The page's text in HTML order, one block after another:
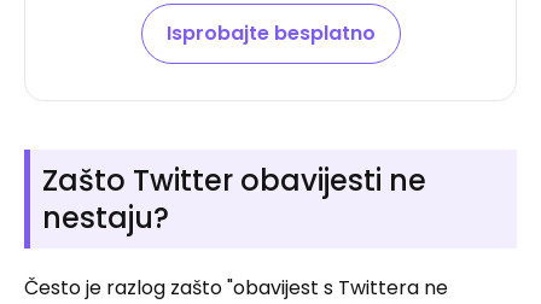
Isprobajte besplatno
Zašto Twitter obavijesti ne
nestaju?
Često je razlog zašto "obavijest s Twittera ne